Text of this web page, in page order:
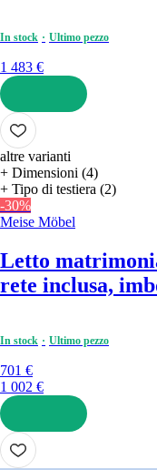
In stock Ultimo pezzo
1 483 €
AGGIUNGI
altre varianti
+ Dimensioni (4)
+ Tipo di testiera (2)
-30%
Meise Möbel
Letto
rete inclusa,
In stock Ultimo pezzo
701 €
1 002 €
AGGIUNGI